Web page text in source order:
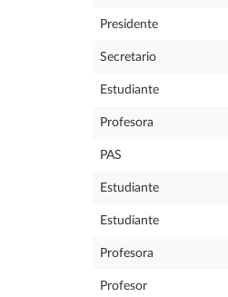
Presidente
Secretario
Estudiante
Profesora
PAS
Estudiante
Estudiante
Profesora
Profesor